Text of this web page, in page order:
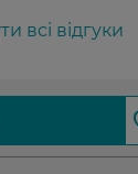
всі відгуки